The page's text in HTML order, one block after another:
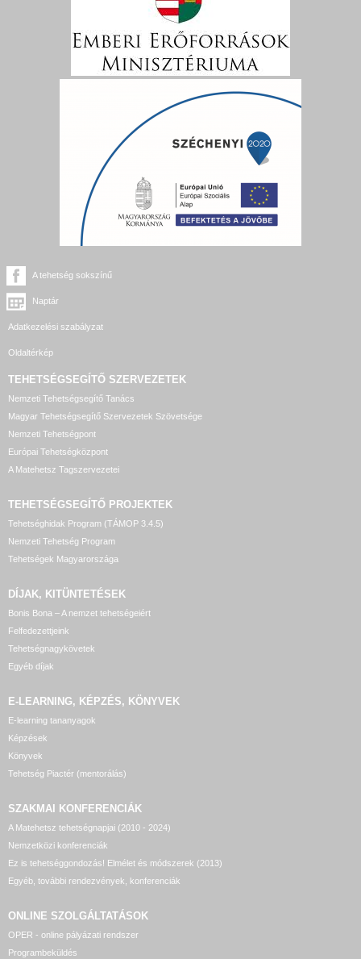
A tehetség sokszínű
Naptár
Adatkezelési szabályzat
Oldaltérkép
TEHETSÉGSEGÍTŐ SZERVEZETEK
Nemzeti Tehetségsegítő Tanács
Magyar Tehetségsegítő Szervezetek Szövetsége
Nemzeti Tehetségpont
Európai Tehetségközpont
A Matehetsz Tagszervezetei
TEHETSÉGSEGÍTŐ PROJEKTEK
Tehetséghidak Program (TÁMOP 3.4.5)
Nemzeti Tehetség Program
Tehetségek Magyarországa
DÍJAK, KITÜNTETÉSEK
Bonis Bona – A nemzet tehetségeiért
Felfedezettjeink
Tehetségnagykövetek
Egyéb díjak
E-LEARNING, KÉPZÉS, KÖNYVEK
E-learning tananyagok
Képzések
Könyvek
Tehetség Piactér (mentorálás)
SZAKMAI KONFERENCIÁK
A Matehetsz tehetségnapjai (2010 - 2024)
Nemzetközi konferenciák
Ez is tehetséggondozás! Elmélet és módszerek (2013)
Egyéb, további rendezvények, konferenciák
ONLINE SZOLGÁLTATÁSOK
OPER - online pályázati rendszer
Programbeküldés